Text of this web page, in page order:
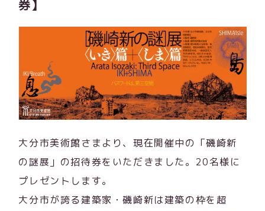
券】
大分市美術館さまより、現在開催中の「磯崎新
の謎展」の招待券をいただきました。20名様に
プレゼントします。
大分市が誇る建築家・磯崎新は建築の枠を超